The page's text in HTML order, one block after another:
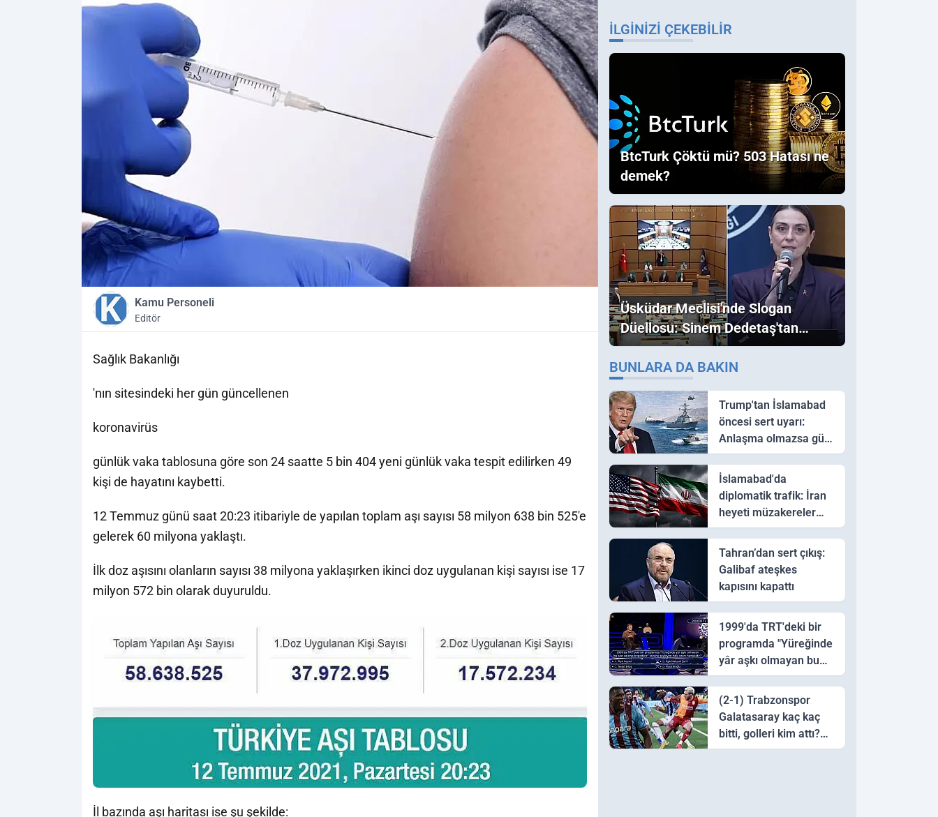
Kamu Personeli
Editör
Sağlık Bakanlığı
'nın sitesindeki her gün güncellenen
koronavirüs
günlük vaka tablosuna göre son 24 saatte 5 bin 404 yeni günlük vaka tespit edilirken 49
kişi de hayatını kaybetti.
12 Temmuz günü saat 20:23 itibariyle de yapılan toplam aşı sayısı 58 milyon 638 bin 525'e
gelerek 60 milyona yaklaştı.
İlk doz aşısını olanların sayısı 38 milyona yaklaşırken ikinci doz uygulanan kişi sayısı ise 17
milyon 572 bin olarak duyuruldu.
İl bazında aşı haritası ise şu şekilde:
İLGINIZI ÇEKEBILIR
BtcTurk Çöktü mü? 503 Hatası ne
demek?
Üsküdar Meclisi'nde Slogan
Düellosu: Sinem Dedetaş'tan
Ezber Bozan "Erdoğan" ve
"İmamoğlu" Çıkışı!
BUNLARA DA BAKIN
Trump'tan İslamabad
öncesi sert uyarı:
Anlaşma olmazsa güç
kullanırız
İslamabad'da
diplomatik trafik: İran
heyeti müzakereler
için Pakistan'a ulaştı
Tahran’dan sert çıkış:
Galibaf ateşkes
kapısını kapattı
1999'da TRT'deki bir
programda "Yüreğinde
yâr aşkı olmayan bu
sazı çalarsa tingirdatır"
sözünü söyleyen halk
ozanı hangisidir?
(2-1) Trabzonspor
Galatasaray kaç kaç
bitti, golleri kim attı?
Trabzonspor